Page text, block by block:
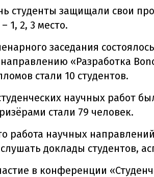
студенты защищали свои
1, 2, 3 место.
заседания
«Разработка
стали 10 студентов.
научных работ
стали 79 человек.
работа научных
доклады студентов,
в конференции